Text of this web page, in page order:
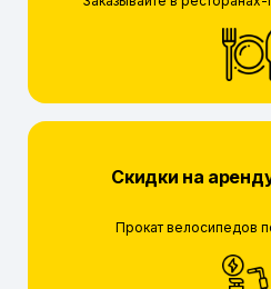
Скидки на
Прокат велосипедов